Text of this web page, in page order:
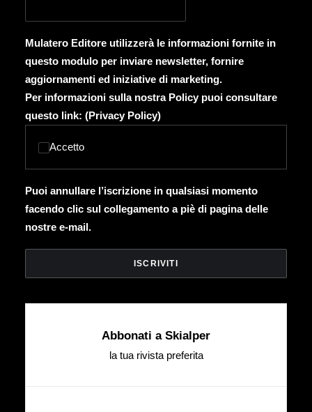
Mulatero Editore utilizzerà le informazioni fornite in
questo modulo per inviare newsletter, fornire
aggiornamenti ed iniziative di marketing.
Per informazioni sulla nostra Policy puoi consultare
questo link: (Privacy Policy)
Accetto
Puoi annullare l’iscrizione in qualsiasi momento
facendo clic sul collegamento a piè di pagina delle
nostre e-mail.
Abbonati a Skialper
la tua rivista preferita